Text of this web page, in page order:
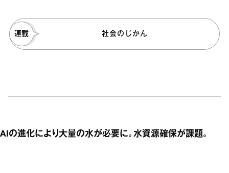
連載 社会のじかん
AIの進化により大量の水が必要に。水資源確保が課題。